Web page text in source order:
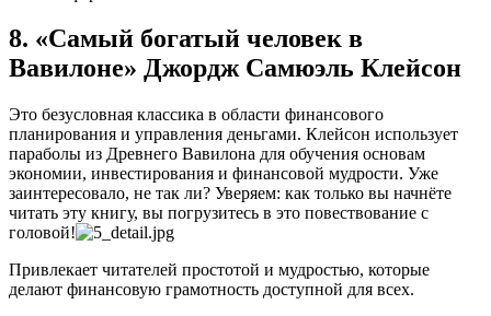
8. «Самый богатый человек в
Вавилоне» Джордж Самюэль Клейсон
Это безусловная классика в области финансового
планирования и управления деньгами. Клейсон использует
параболы из Древнего Вавилона для обучения основам
экономии, инвестирования и финансовой мудрости. Уже
заинтересовало, не так ли? Уверяем: как только вы начнёте
читать эту книгу, вы погрузитесь в это повествование с
головой!
Привлекает читателей простотой и мудростью, которые
делают финансовую грамотность доступной для всех.